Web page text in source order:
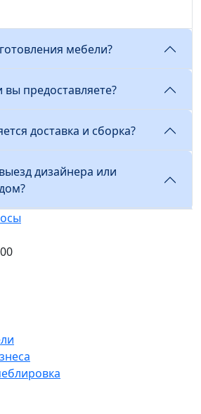
мебели?
вы предоставляете?
доставка и сборка?
дизайнера или